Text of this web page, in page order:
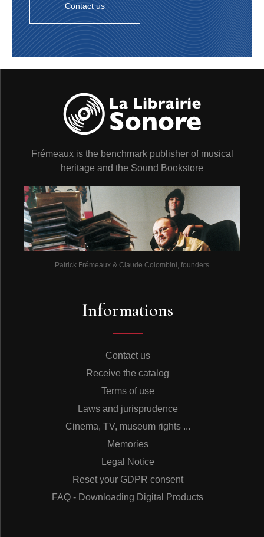
Contact us
Frémeaux is the benchmark publisher of musical
heritage and the Sound Bookstore
Patrick Frémeaux & Claude Colombini, founders
Informations
Contact us
Receive the catalog
Terms of use
Laws and jurisprudence
Cinema, TV, museum rights ...
Memories
Legal Notice
Reset your GDPR consent
FAQ - Downloading Digital Products